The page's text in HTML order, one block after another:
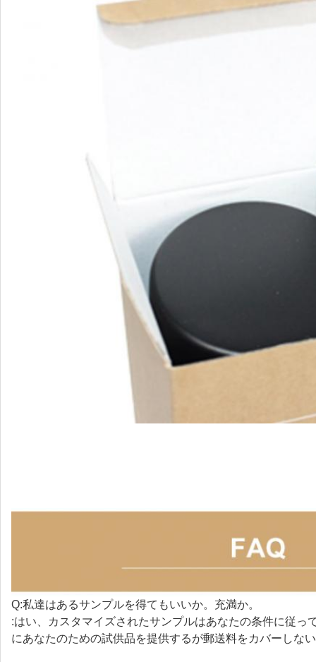
Q:私達はあるサンプルを得てもいいか。充満か。
:はい、カスタマイズされたサンプルはあなたの条件に従
にあなたのための試供品を提供するが郵送料をカバーしな